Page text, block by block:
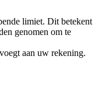
limiet. Dit betekent
genomen om te
aan uw rekening.